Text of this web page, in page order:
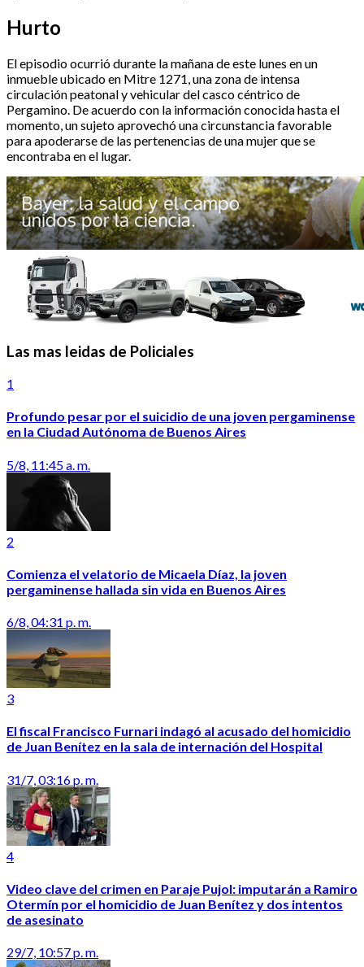
Hurto
El episodio ocurrió durante la mañana de este lunes en un
inmueble ubicado en Mitre 1271, una zona de intensa
circulación peatonal y vehicular del casco céntrico de
Pergamino. De acuerdo con la información conocida hasta el
momento, un sujeto aprovechó una circunstancia favorable
para apoderarse de las pertenencias de una mujer que se
encontraba en el lugar.
Las mas leidas de Policiales
1
Profundo pesar por el suicidio de una joven pergaminense
en la Ciudad Autónoma de Buenos Aires
5/8, 11:45 a. m.
2
Comienza el velatorio de Micaela Díaz, la joven
pergaminense hallada sin vida en Buenos Aires
6/8, 04:31 p. m.
3
El fiscal Francisco Furnari indagó al acusado del homicidio
de Juan Benítez en la sala de internación del Hospital
31/7, 03:16 p. m.
4
Video clave del crimen en Paraje Pujol: imputarán a Ramiro
Otermín por el homicidio de Juan Benítez y dos intentos
de asesinato
29/7, 10:57 p. m.